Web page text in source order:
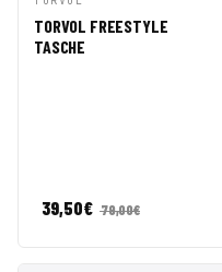
SCHNELLANSICHT
WARENKORB
TORVOL FREESTYLE
TASCHE
39,50€ 79,00€